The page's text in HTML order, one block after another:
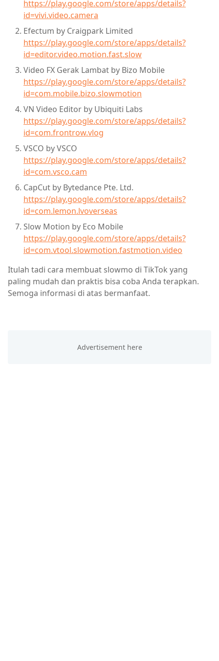
https://play.google.com/store/apps/details?
id=vivi.video.camera
Efectum by Craigpark Limited
https://play.google.com/store/apps/details?
id=editor.video.motion.fast.slow
Video FX Gerak Lambat by Bizo Mobile
https://play.google.com/store/apps/details?
id=com.mobile.bizo.slowmotion
VN Video Editor by Ubiquiti Labs
https://play.google.com/store/apps/details?
id=com.frontrow.vlog
VSCO by VSCO
https://play.google.com/store/apps/details?
id=com.vsco.cam
CapCut by Bytedance Pte. Ltd.
https://play.google.com/store/apps/details?
id=com.lemon.lvoverseas
Slow Motion by Eco Mobile
https://play.google.com/store/apps/details?
id=com.vtool.slowmotion.fastmotion.video
Itulah tadi cara membuat slowmo di TikTok yang
paling mudah dan praktis bisa coba Anda terapkan.
Semoga informasi di atas bermanfaat.